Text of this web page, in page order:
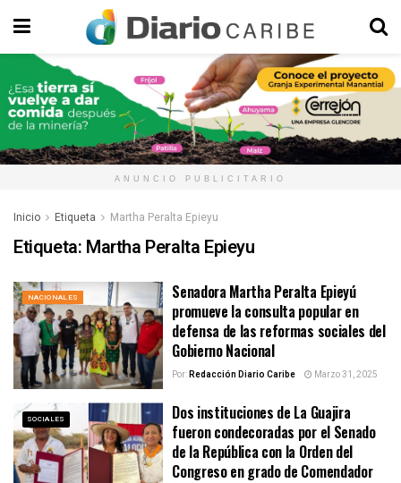
ANUNCIO PUBLICITARIO
Inicio Etiqueta Martha Peralta Epieyu
Etiqueta: Martha Peralta Epieyu
NACIONALES
Senadora Martha Peralta Epieyú
promueve la consulta popular en
defensa de las reformas sociales del
Gobierno Nacional
Por:Redacción Diario Caribe Marzo 31, 2025
SOCIALES
Dos instituciones de La Guajira
fueron condecoradas por el Senado
de la República con la Orden del
Congreso en grado de Comendador